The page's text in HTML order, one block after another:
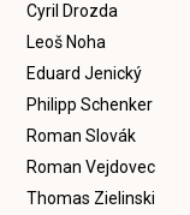
Cyril Drozda
Leoš Noha
Eduard Jenický
Philipp Schenker
Roman Slovák
Roman Vejdovec
Thomas Zielinski